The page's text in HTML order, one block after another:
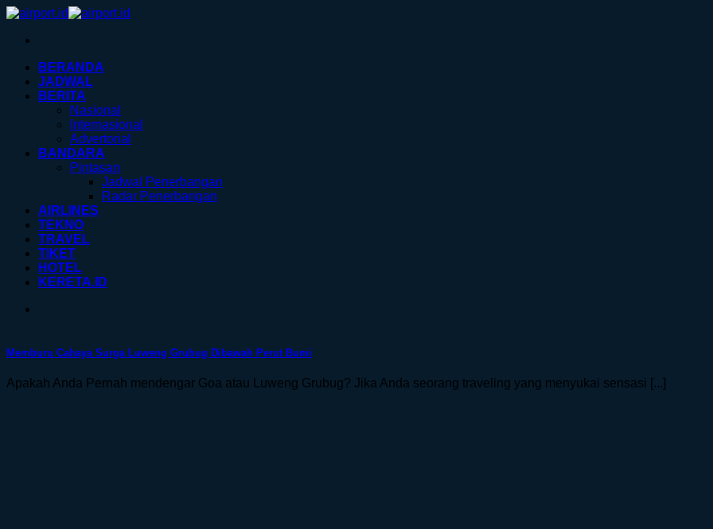
Skip
content
BERANDA
JADWAL
BERITA
Nasional
Internasional
Advertorial
BANDARA
Pintasan
Jadwal Penerbangan
Radar Penerbangan
AIRLINES
TEKNO
TRAVEL
TIKET
HOTEL
KERETA.ID
Memburu Cahaya Surga Luweng Grubug Dibawah Perut Bumi
Apakah Anda Pernah mendengar Goa atau Luweng Grubug? Jika Anda seorang traveling yang menyukai sensasi [...]